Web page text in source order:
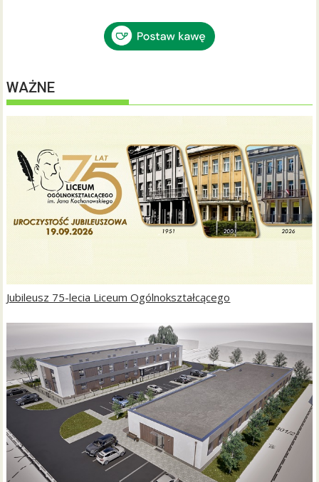
WAŻNE
Jubileusz 75-lecia Liceum Ogólnokształcącego